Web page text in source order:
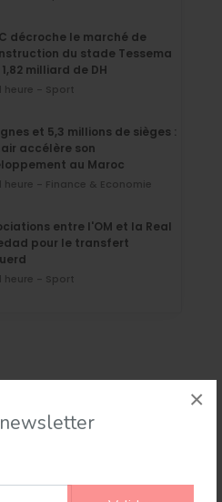
×
décroche le marché de
du stade Tessema
milliard de DH
heure - Sport
et 5,3 millions de sièges :
accélère son
au Maroc
heure - Finance & Economie
entre l'OM et la Real
pour le transfert
heure - Sport